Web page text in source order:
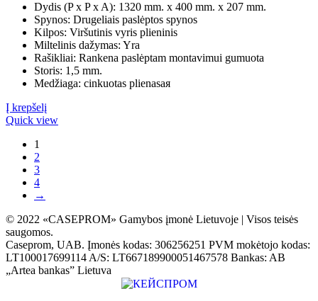
Dydis (P x P x A): 1320 mm. x 400 mm. x 207 mm.
Spynos: Drugeliais paslėptos spynos
Kilpos: Viršutinis vyris plieninis
Miltelinis dažymas: Yra
Rašikliai: Rankena paslėptam montavimui gumuota
Storis: 1,5 mm.
Medžiaga: cinkuotas plienasая
Į krepšelį
Quick view
1
2
3
4
→
© 2022 «CASEPROM» Gamybos įmonė Lietuvoje | Visos teisės
saugomos.
Caseprom, UAB. Įmonės kodas: 306256251 PVM mokėtojo kodas:
LT100017699114 A/S: LT667189900051467578 Bankas: AB
„Artea bankas” Lietuva